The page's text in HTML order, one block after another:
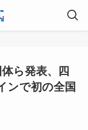
ら発表、四
ンで初の全国